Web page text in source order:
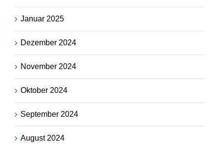
Januar 2025
Dezember 2024
November 2024
Oktober 2024
September 2024
August 2024